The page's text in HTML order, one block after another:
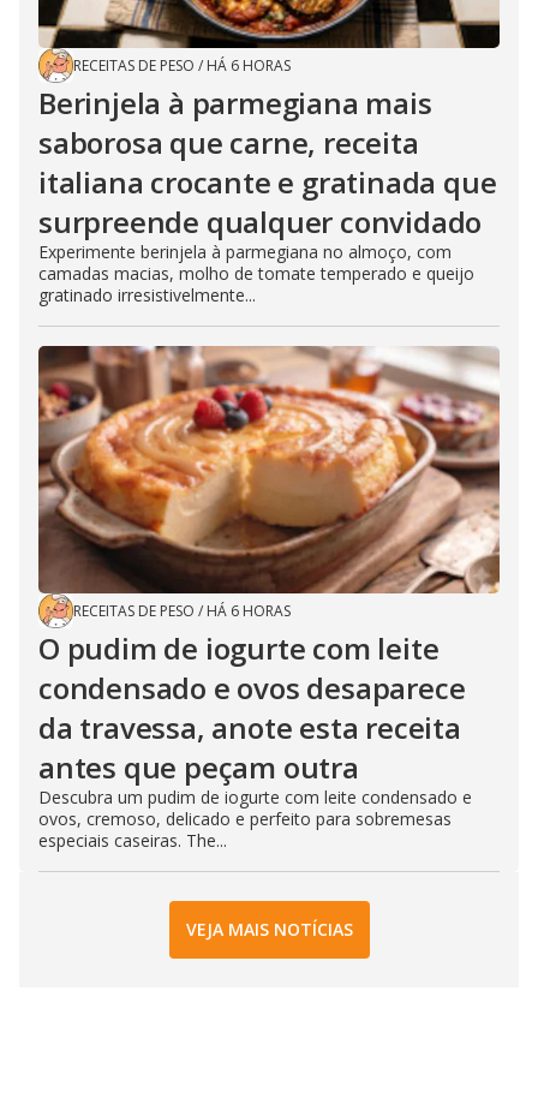
RECEITAS DE PESO / HÁ 6 HORAS
Berinjela à parmegiana mais
saborosa que carne, receita
italiana crocante e gratinada que
surpreende qualquer convidado
Experimente berinjela à parmegiana no almoço, com
camadas macias, molho de tomate temperado e queijo
gratinado irresistivelmente...
RECEITAS DE PESO / HÁ 6 HORAS
O pudim de iogurte com leite
condensado e ovos desaparece
da travessa, anote esta receita
antes que peçam outra
Descubra um pudim de iogurte com leite condensado e
ovos, cremoso, delicado e perfeito para sobremesas
especiais caseiras. The...
VEJA MAIS NOTÍCIAS